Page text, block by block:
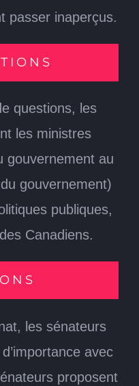
passer inaperçus.
questions, les
les ministres
gouvernement au
gouvernement)
publiques,
Canadiens.
les sénateurs
avec
proposent